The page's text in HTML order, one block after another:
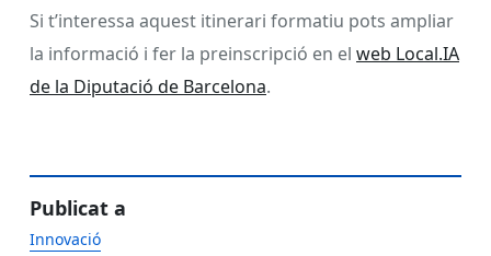
Si t’interessa aquest itinerari formatiu pots ampliar
la informació i fer la preinscripció en el web Local.IA
de la Diputació de Barcelona.
Publicat a
Innovació